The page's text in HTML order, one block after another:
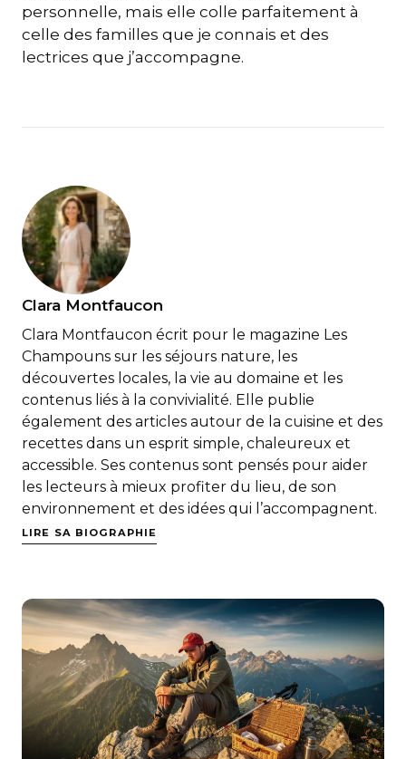
personnelle, mais elle colle parfaitement à
celle des familles que je connais et des
lectrices que j’accompagne.
Clara Montfaucon
Clara Montfaucon écrit pour le magazine Les
Champouns sur les séjours nature, les
découvertes locales, la vie au domaine et les
contenus liés à la convivialité. Elle publie
également des articles autour de la cuisine et des
recettes dans un esprit simple, chaleureux et
accessible. Ses contenus sont pensés pour aider
les lecteurs à mieux profiter du lieu, de son
environnement et des idées qui l’accompagnent.
LIRE SA BIOGRAPHIE